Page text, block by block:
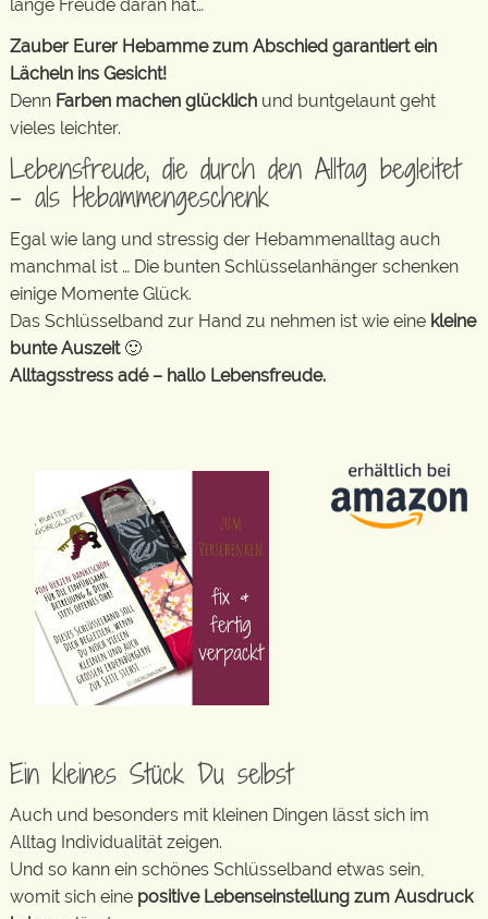
lange Freude daran hat…
Zauber Eurer Hebamme zum Abschied garantiert ein
Lächeln ins Gesicht!
Denn Farben machen glücklich und buntgelaunt geht
vieles leichter.
Lebensfreude, die durch den Alltag begleitet
– als Hebammengeschenk
Egal wie lang und stressig der Hebammenalltag auch
manchmal ist … Die bunten Schlüsselanhänger schenken
einige Momente Glück.
Das Schlüsselband zur Hand zu nehmen ist wie eine kleine
bunte Auszeit🙂
Alltagsstress adé – hallo Lebensfreude.
Ein kleines Stück Du selbst
Auch und besonders mit kleinen Dingen lässt sich im
Alltag Individualität zeigen.
Und so kann ein schönes Schlüsselband etwas sein,
womit sich eine positive Lebenseinstellung zum Ausdruck